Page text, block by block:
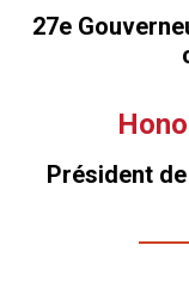
27e
Président